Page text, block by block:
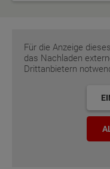
Für die Anzeige
das Nachladen
Drittanbietern